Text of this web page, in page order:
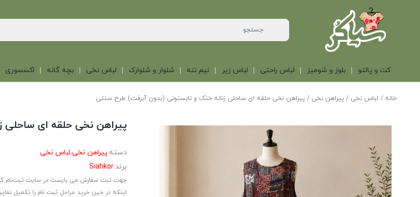
کت و پالتو بلوز و شومیز لباس راحتی لباس زیر نیم تنه شلوار و شلوارک لباس نخی بچه گانه اکسسوری
خانه / لباس نخی /پیراهن نخی / پیراهن نخی حلقه ای ساحلی زنانه خنک و تابستونی (بدون آبرفت) طرح سنتی
پیراهن نخی حلقه ای ساحلی
دسته:پیراهن نخی,لباس نخی
برند:Siahkor
جهت ثبت سفارش می بایست در سایت ثبت‌نام
اینکه در حین خرید مراحل ثبت نام را تکمیل